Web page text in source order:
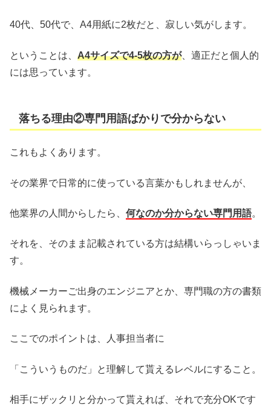
40代、50代で、A4用紙に2枚だと、寂しい気がします。
ということは、 A4サイズで4-5枚の方が、適正だと個人的
には思っています。
落ちる理由②専門用語ばかりで分からない
これもよくあります。
その業界で日常的に使っている言葉かもしれませんが、
他業界の人間からしたら、 何なのか分からない専門用語。
それを、そのまま記載されている方は結構いらっしゃいま
す。
機械メーカーご出身のエンジニアとか、専門職の方の書類
によく見られます。
ここでのポイントは、人事担当者に
「こういうものだ」と理解して貰えるレベルにすること。
相手にザックリと分かって貰えれば、それで充分OKです